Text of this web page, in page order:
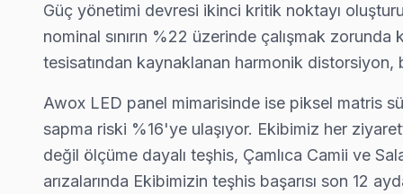
Küçük Çamlıca mahallesi Awox TV servisinde şeffaf
Küçüksu'de Awox TV güç kartı kondansatör şişmesi en
Üsküdar TV Servis Merkezi →
Küplüce Awox Servis
Güç yönetimi devresi ikinci kritik noktayı
nominal sınırın %22 üzerinde çalışmak
tesisatından kaynaklanan harmonik
Awox LED panel mimarisinde ise piksel matris
sapma riski %16'ye ulaşıyor. Ekibimiz her
değil ölçüme dayalı teşhis, Çamlıca Camii ve
arızalarında Ekibimizin teşhis başarısı son 12